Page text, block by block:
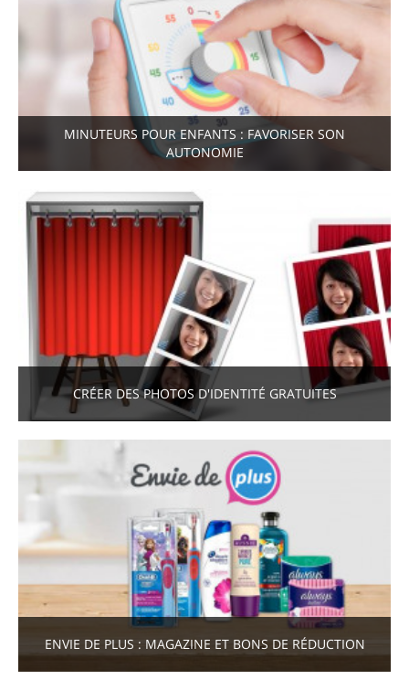
MINUTEURS POUR ENFANTS : FAVORISER SON
AUTONOMIE
CRÉER DES PHOTOS D'IDENTITÉ GRATUITES
ENVIE DE PLUS : MAGAZINE ET BONS DE RÉDUCTION